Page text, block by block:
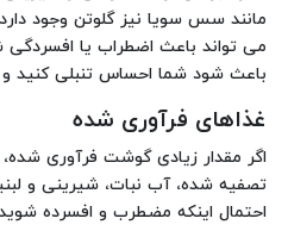
مانند سس سویا نیز گلوتن وجود
می تواند باعث اضطراب یا
باعث شود شما احساس تنبلی کنید و
غذاهای فرآوری شده
اگر مقدار زیادی گوشت فرآوری
تصفیه شده، آب نبات، شیرینی و
احتمال اینکه مضطرب و افسرده